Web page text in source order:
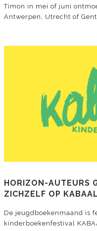
Timon in mei of juni
Antwerpen, Utrecht of
HORIZON-AUTEURS
ZICHZELF OP
De jeugdboekenmaand is
kinderboekenfestival